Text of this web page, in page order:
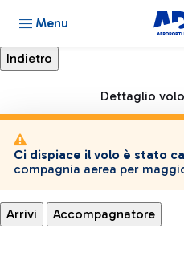
Menu
Dettaglio
Ci dispiace il volo è stato
compagnia aerea per
Arrivi Accompagnatore